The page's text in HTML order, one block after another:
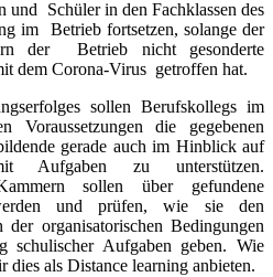
und Schüler in den Fachklassen des
im Betrieb fortsetzen, solange der
der Betrieb nicht gesonderte
dem Corona-Virus getroffen hat.
sollen Berufskollegs im
Voraussetzungen die gegebenen
gerade auch im Hinblick auf
Aufgaben zu unterstützen.
sollen über gefundene
und prüfen, wie sie den
organisatorischen Bedingungen
schulischer Aufgaben geben. Wie
als Distance learning anbieten.